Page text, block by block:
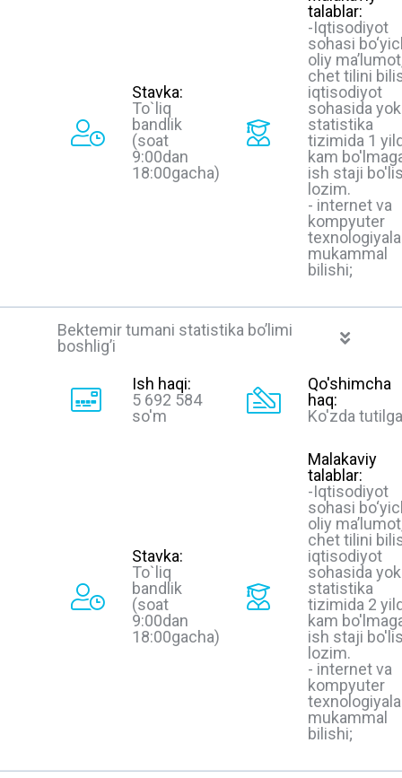
Stavka:
To`liq
bandlik
(soat
9:00dan
18:00gacha)
talablar:
-Iqtisodiyot
sohasi
oliy
chet tilini
iqtisodiyot
sohasida
statistika
tizimida 1
kam
ish staji
lozim.
- internet va
kompyuter
mukammal
bilishi;
Bektemir tumani statistika bo’limi
boshlig’i
Ish haqi:
5 692 584
so'm
Qo'shimcha
haq:
Ko'zda
Stavka:
To`liq
bandlik
(soat
9:00dan
18:00gacha)
Malakaviy
talablar:
-Iqtisodiyot
sohasi
oliy
chet tilini
iqtisodiyot
sohasida
statistika
tizimida 2
kam
ish staji
lozim.
- internet va
kompyuter
mukammal
bilishi;